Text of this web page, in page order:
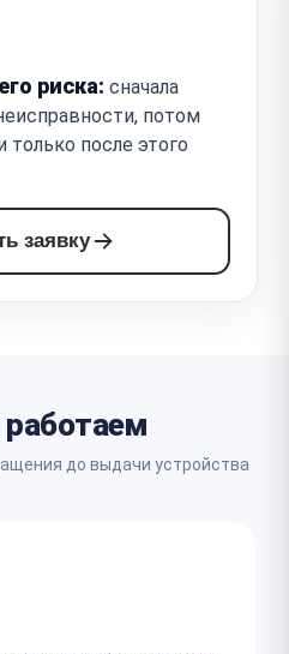
риска: сначала
потом
после этого
заявку
до выдачи устройства